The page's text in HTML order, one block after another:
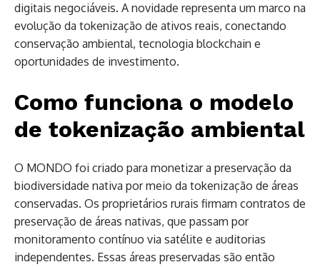
digitais negociáveis. A novidade representa um marco na
evolução da tokenização de ativos reais, conectando
conservação ambiental, tecnologia blockchain e
oportunidades de investimento.
Como funciona o modelo
de tokenização ambiental
O MONDO foi criado para monetizar a preservação da
biodiversidade nativa por meio da tokenização de áreas
conservadas. Os proprietários rurais firmam contratos de
preservação de áreas nativas, que passam por
monitoramento contínuo via satélite e auditorias
independentes. Essas áreas preservadas são então